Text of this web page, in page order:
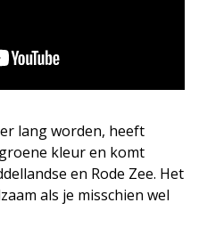
lang worden, heeft
kleur en komt
en Rode Zee. Het
als je misschien wel